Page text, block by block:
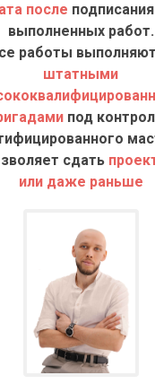
после
выполненных работ.
работы
штатными
под
сдать
или даже раньше